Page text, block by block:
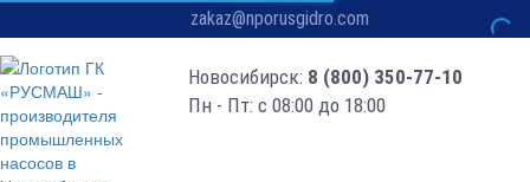
zakaz@nporusgidro.com
Новосибирск: 8 (800) 350-77-10
Пн - Пт: с 08:00 до 18:00